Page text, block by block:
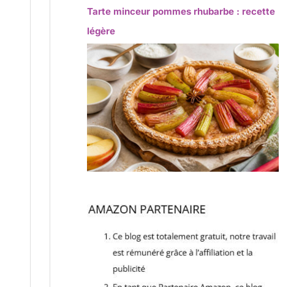
Tarte minceur pommes rhubarbe : recette
légère